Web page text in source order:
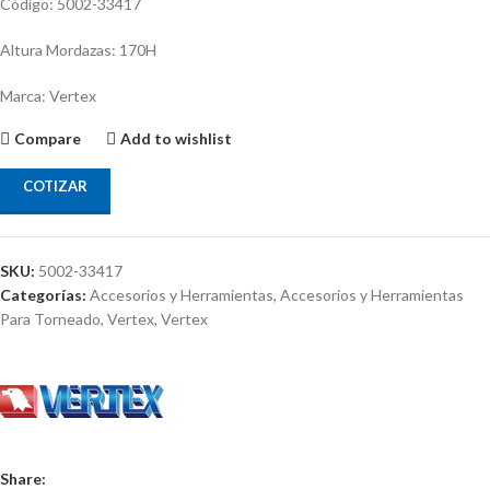
Código: 5002-33417
Altura Mordazas: 170H
Marca: Vertex
Compare Add to wishlist
COTIZAR
SKU: 5002-33417
Categorías: Accesorios y Herramientas, Accesorios y Herramientas
Para Torneado, Vertex, Vertex
Share: